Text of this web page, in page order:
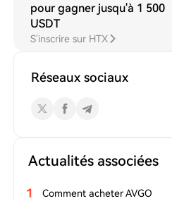
pour gagner jusqu'à 1 500
USDT
S'inscrire sur HTX
Réseaux sociaux
Actualités associées
1 Comment acheter AVGO